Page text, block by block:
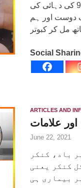
گلودو کبوتر سیالکوٹی – محترم قارئین یہ غالباً 90 کی دہائی کی
دوست اور ہم
Social
ARTICLES AND
علامات
June 22, 2021
باد، کنکر
کنکر یعنی
بیماری ہی